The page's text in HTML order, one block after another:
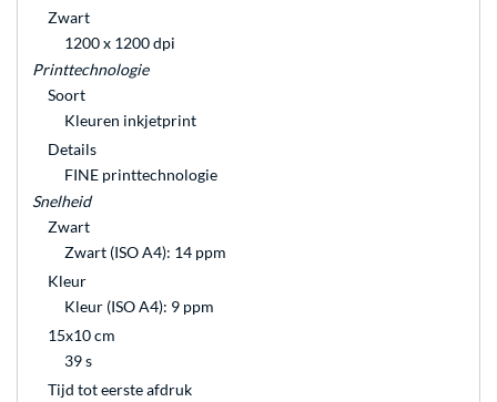
Zwart
1200 x 1200 dpi
Printtechnologie
Soort
Kleuren inkjetprint
Details
FINE printtechnologie
Snelheid
Zwart
Zwart (ISO A4): 14 ppm
Kleur
Kleur (ISO A4): 9 ppm
15x10 cm
39 s
Tijd tot eerste afdruk